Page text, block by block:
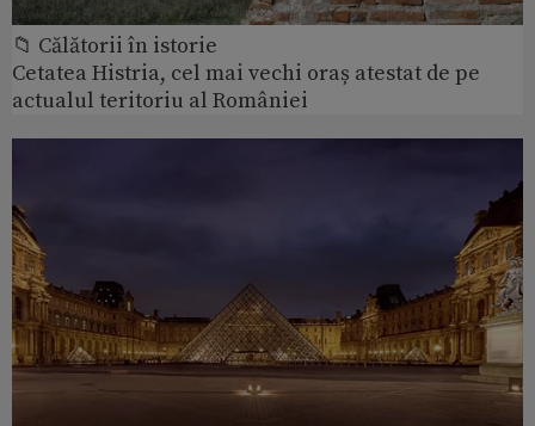
📁 Călătorii în istorie
Cetatea Histria, cel mai vechi oraș atestat de pe
actualul teritoriu al României